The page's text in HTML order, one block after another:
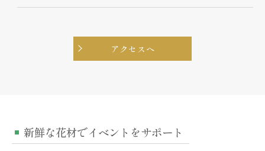
アクセスへ
新鮮な花材でイベントをサポート